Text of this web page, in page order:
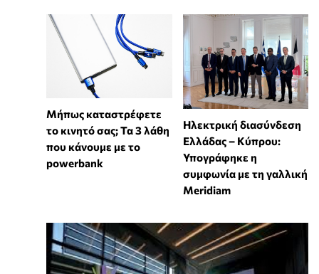
Μήπως καταστρέφετε
το κινητό σας; Τα 3 λάθη
που κάνουμε με το
powerbank
Ηλεκτρική διασύνδεση
Ελλάδας – Κύπρου:
Υπογράφηκε η
συμφωνία με τη γαλλική
Meridiam